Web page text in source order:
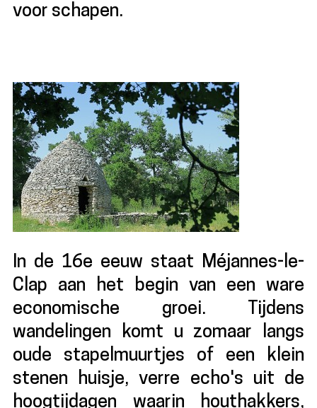
voor schapen.
In de 16e eeuw staat Méjannes-le-
Clap aan het begin van een ware
economische groei. Tijdens
wandelingen komt u zomaar langs
oude stapelmuurtjes of een klein
stenen huisje, verre echo's uit de
hoogtijdagen waarin houthakkers,